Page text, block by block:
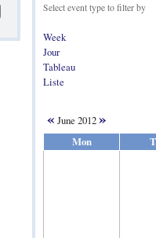
Select event type to filter by
Week
Jour
Tableau
Liste
« June 2012»
Mon